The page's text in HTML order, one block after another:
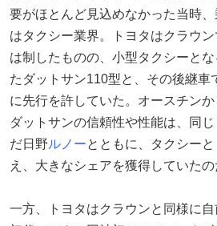
要がほとんど見込めなかった当時
はタクシー業界。トヨタはクラウ
は制したものの、小型タクシーと
たダットサン110型と、その後継車
に先行を許していた。オースチン
ダットサンの信頼性や性能は、同
だ日野ルノーとともに、タクシー
え、大きなシェアを獲得していたの
一方、トヨタはクラウンと同様に自